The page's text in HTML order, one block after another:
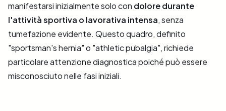
manifestarsi inizialmente solo con dolore durante
l'attività sportiva o lavorativa intensa, senza
tumefazione evidente. Questo quadro, definito
"sportsman's hernia" o "athletic pubalgia", richiede
particolare attenzione diagnostica poiché può essere
misconosciuto nelle fasi iniziali.